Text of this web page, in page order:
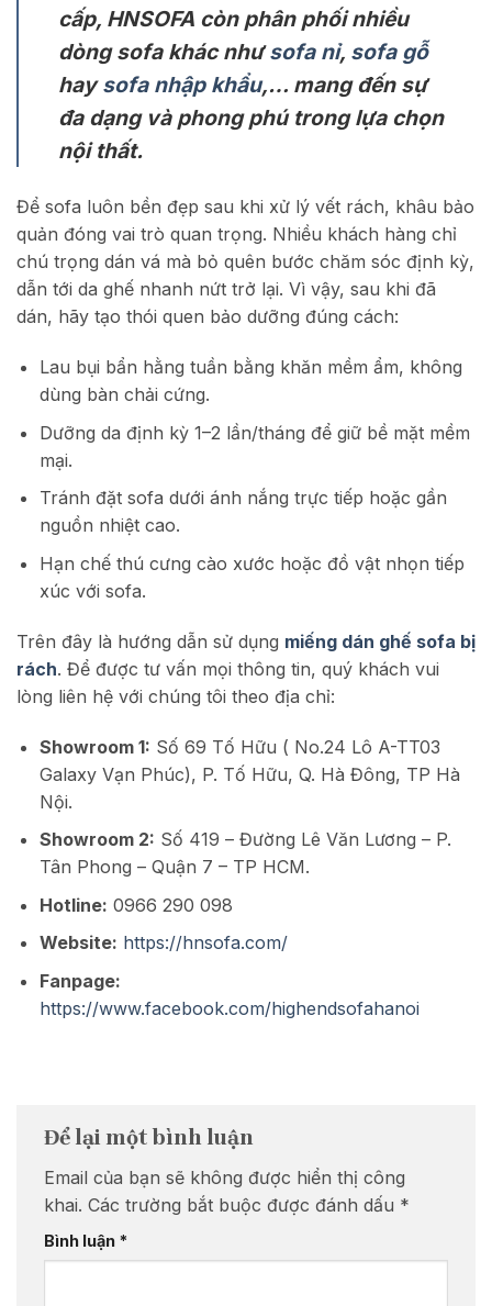
cấp, HNSOFA còn phân phối nhiều
dòng sofa khác nhưsofa nỉ, sofa gỗ
haysofa nhập khẩu,… mang đến sự
đa dạng và phong phú trong lựa chọn
nội thất.
Để sofa luôn bền đẹp sau khi xử lý vết rách, khâu bảo
quản đóng vai trò quan trọng. Nhiều khách hàng chỉ
chú trọng dán vá mà bỏ quên bước chăm sóc định kỳ,
dẫn tới da ghế nhanh nứt trở lại. Vì vậy, sau khi đã
dán, hãy tạo thói quen bảo dưỡng đúng cách:
Lau bụi bẩn hằng tuần bằng khăn mềm ẩm, không
dùng bàn chải cứng.
Dưỡng da định kỳ 1–2 lần/tháng để giữ bề mặt mềm
mại.
Tránh đặt sofa dưới ánh nắng trực tiếp hoặc gần
nguồn nhiệt cao.
Hạn chế thú cưng cào xước hoặc đồ vật nhọn tiếp
xúc với sofa.
Trên đây là hướng dẫn sử dụng miếng dán ghế sofa bị
rách. Để được tư vấn mọi thông tin, quý khách vui
lòng liên hệ với chúng tôi theo địa chỉ:
Showroom 1: Số 69 Tố Hữu ( No.24 Lô A-TT03
Galaxy Vạn Phúc), P. Tố Hữu, Q. Hà Đông, TP Hà
Nội.
Showroom 2: Số 419 – Đường Lê Văn Lương – P.
Tân Phong – Quận 7 – TP HCM.
Hotline: 0966 290 098
Website: https://hnsofa.com/
Fanpage:
https://www.facebook.com/highendsofahanoi
Để lại một bình luận
Email của bạn sẽ không được hiển thị công
khai. Các trường bắt buộc được đánh dấu *
Bình luận *